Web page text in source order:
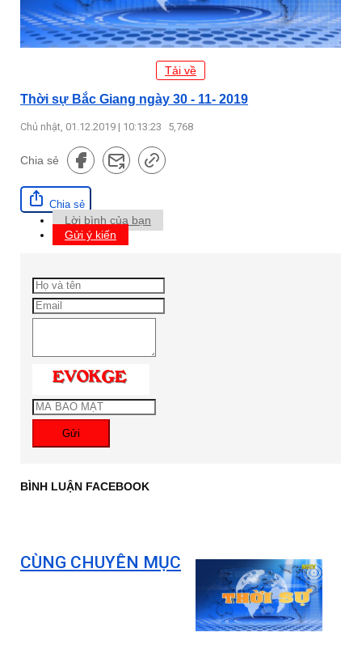
Tải về
Thời sự Bắc Giang ngày 30 - 11- 2019
Chủ nhật, 01.12.2019 | 10:13:23 5,768
Chia sẻ
Chia sẻ
Lời bình của bạn
Gửi ý kiến
Gửi
BÌNH LUẬN FACEBOOK
CÙNG CHUYÊN MỤC